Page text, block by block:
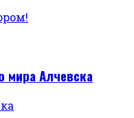
мира Алчевска